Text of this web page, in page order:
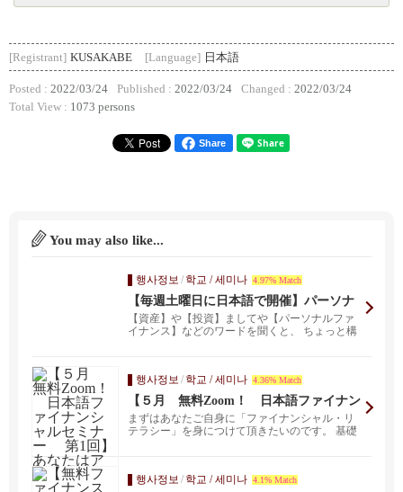
[Registrant] KUSAKABE [Language] 日本語
Posted : 2022/03/24 Published : 2022/03/24 Changed : 2022/03/24
Total View : 1073 persons
Share
You may also like...
행사정보 / 학교 / 세미나 4.97% Match
【毎週土曜日に日本語で開催】パーソナ
ルファイナンス無料ZOOMウェビナー
【資産】や【投資】ましてや【パーソナルファ
イナンス】などのワードを聞くと、 ちょっと構
행사정보 / 학교 / 세미나 4.36% Match
【５月 無料Zoom！ 日本語ファイナン
シャルセミナー 第1回】 あなたはアメ
リカで「リスクなくお金を増やす方法」
まずはあなたご自身に「ファイナンシャル・リ
テラシー」を身につけて頂きたいのです。 基礎
행사정보 / 학교 / 세미나 4.1% Match